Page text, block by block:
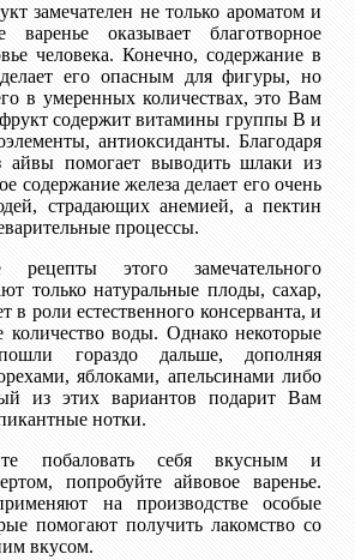
замечателен не только ароматом и
варенье оказывает благотворное
человека. Конечно, содержание в
делает его опасным для фигуры, но
в умеренных количествах, это Вам
содержит витамины группы В и
антиоксиданты. Благодаря
айвы помогает выводить шлаки из
содержание железа делает его очень
страдающих анемией, а пектин
процессы.
этого замечательного
только натуральные плоды, сахар,
в роли естественного консерванта, и
количество воды. Однако некоторые
гораздо дальше, дополняя
яблоками, апельсинами либо
из этих вариантов подарит Вам
нотки.
побаловать себя вкусным и
попробуйте айвовое варенье.
на производстве особые
помогают получить лакомство со
вкусом.